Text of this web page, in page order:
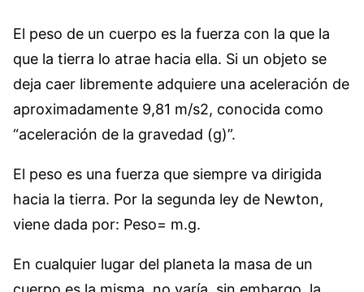
El peso de un cuerpo es la fuerza con la que la
que la tierra lo atrae hacia ella. Si un objeto se
deja caer libremente adquiere una aceleración de
aproximadamente 9,81 m/s2, conocida como
“aceleración de la gravedad (g)”.
El peso es una fuerza que siempre va dirigida
hacia la tierra. Por la segunda ley de Newton,
viene dada por: Peso= m.g.
En cualquier lugar del planeta la masa de un